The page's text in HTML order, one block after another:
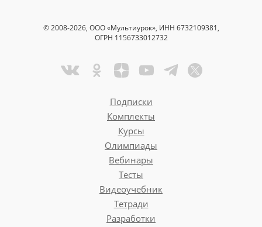
© 2008-2026, ООО «Мультиурок», ИНН 6732109381,
ОГРН 1156733012732
Подписки
Комплекты
Курсы
Олимпиады
Вебинары
Тесты
Видеоучебник
Тетради
Разработки